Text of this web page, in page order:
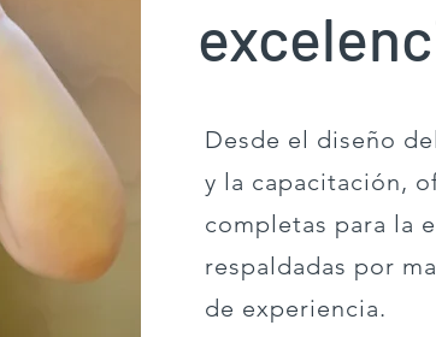
Desde el diseño
y la capacitación,
completas para la
respaldadas por
de experiencia.